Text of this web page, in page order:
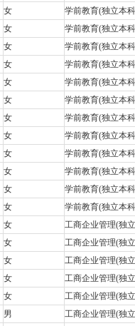
女 学前教育(独立本
女 学前教育(独立本
女 学前教育(独立本
女 学前教育(独立本
女 学前教育(独立本
女 学前教育(独立本
女 学前教育(独立本
女 学前教育(独立本
女 学前教育(独立本
女 学前教育(独立本
女 学前教育(独立本
女 学前教育(独立本
女 工商企业管理(独
女 工商企业管理(独
女 工商企业管理(独
女 工商企业管理(独
女 工商企业管理(独
男 工商企业管理(独